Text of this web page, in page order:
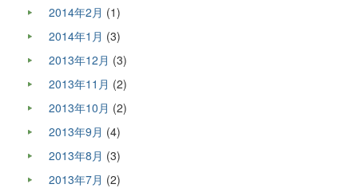
2014年2月 (1)
2014年1月 (3)
2013年12月 (3)
2013年11月 (2)
2013年10月 (2)
2013年9月 (4)
2013年8月 (3)
2013年7月 (2)